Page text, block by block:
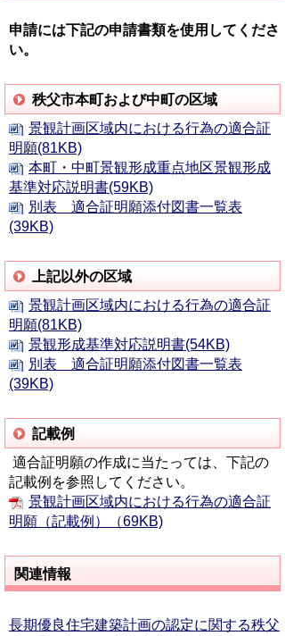
申請には下記の申請書類を使用してくださ
い。
秩父市本町および中町の区域
景観計画区域内における行為の適合証
明願(81KB)
本町・中町景観形成重点地区景観形成
基準対応説明書(59KB)
別表 適合証明願添付図書一覧表
(39KB)
上記以外の区域
景観計画区域内における行為の適合証
明願(81KB)
景観形成基準対応説明書(54KB)
別表 適合証明願添付図書一覧表
(39KB)
記載例
適合証明願の作成に当たっては、下記の
記載例を参照してください。
景観計画区域内における行為の適合証
明願（記載例）（69KB)
関連情報
長期優良住宅建築計画の認定に関する秩父